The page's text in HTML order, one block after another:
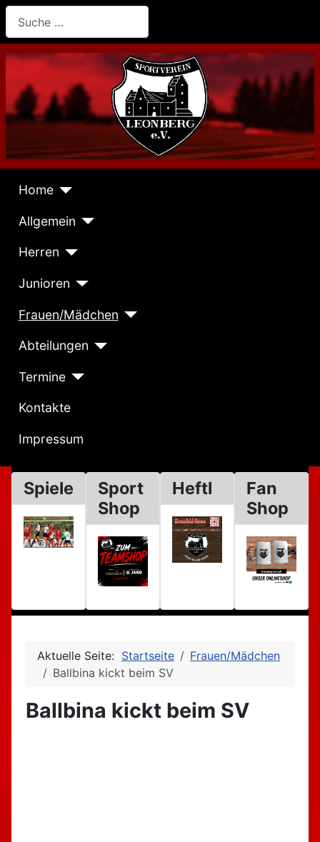
Home
Allgemein
Herren
Junioren
Frauen/Mädchen
Abteilungen
Termine
Kontakte
Impressum
Spiele
Sport
Shop
Heftl
Fan
Shop
Aktuelle Seite: Startseite
Frauen/Mädchen
Ballbina kickt beim SV
Ballbina kickt beim SV